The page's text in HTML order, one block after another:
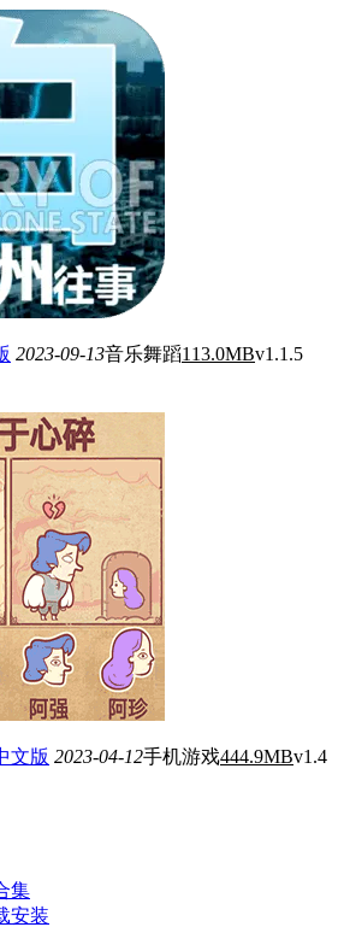
2023-09-13音乐舞蹈113.0MBv1.1.5
文版 2023-04-12手机游戏444.9MBv1.4
集
安装